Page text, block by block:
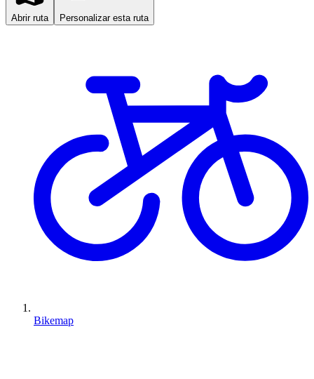
Abrir ruta Personalizar esta ruta
Bikemap